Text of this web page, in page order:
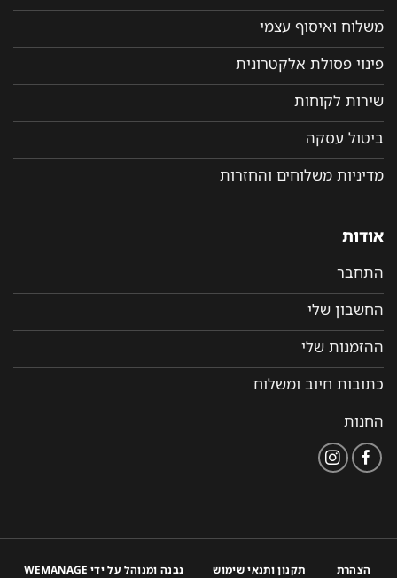
משלוח ואיסוף עצמי
פינוי פסולת אלקטרונית
שירות לקוחות
ביטול עסקה
מדיניות משלוחים והחזרות
אודות
התחבר
החשבון שלי
ההזמנות שלי
כתובות חיוב ומשלוח
החנות
הצהרת תקנון ותנאי שימוש נבנה ומנוהל על ידי WEMANAGE